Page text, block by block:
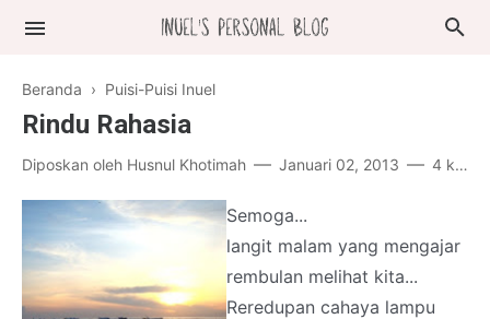
Beranda › Puisi-Puisi Inuel
Rindu Rahasia
Diposkan oleh Husnul Khotimah Januari 02, 2013 4 komentar
Semoga...
langit malam yang mengajar
rembulan melihat kita...
Reredupan cahaya lampu